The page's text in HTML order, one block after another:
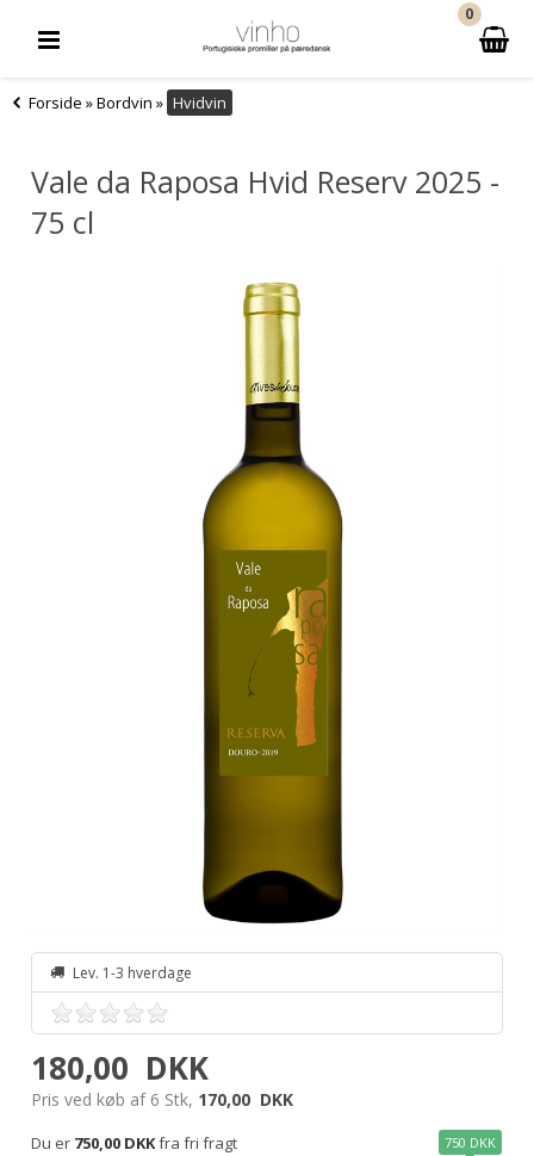
0
Forside »Bordvin » Hvidvin
Vale da Raposa Hvid Reserv 2025 -
75 cl
Lev. 1-3 hverdage
180,00 DKK
Pris ved køb af 6 Stk, 170,00 DKK
Du er 750,00 DKKfra fri fragt 750 DKK